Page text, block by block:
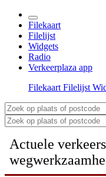
Filekaart
Filelijst
Widgets
Radio
Verkeerplaza app
Filekaart Filelijst
Actuele